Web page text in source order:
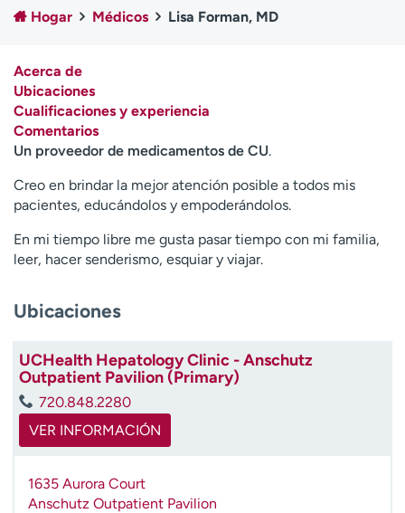
Atención a medios de
Asistencia financiera
Contáctenos
A
y
ú
a
m
e
a
c
n
a
Hogar Médicos Lisa Forman, MD
Acerca de
Ubicaciones
Cualificaciones y experiencia
Comentarios
Un proveedor de medicamentos de CU.
Creo en brindar la mejor atención posible a todos mis
pacientes, educándolos y empoderándolos.
En mi tiempo libre me gusta pasar tiempo con mi familia,
leer, hacer senderismo, esquiar y viajar.
Ubicaciones
UCHealth Hepatology Clinic - Anschutz
Outpatient Pavilion (Primary)
720.848.2280
VER INFORMACIÓN
1635 Aurora Court
Anschutz Outpatient Pavilion